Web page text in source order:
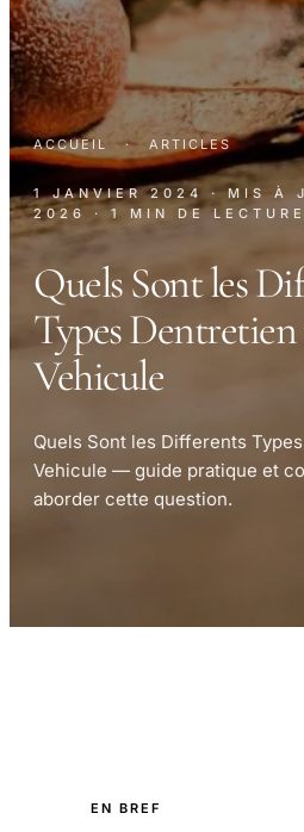
ACCUEIL · ARTICLES
1 JANVIER 2024 · MIS À
2026
· 1 MIN DE LECTURE
Quels Sont les
Types
Vehicule
Quels Sont les Differents
Vehicule — guide pratique et
aborder cette question.
EN BREF